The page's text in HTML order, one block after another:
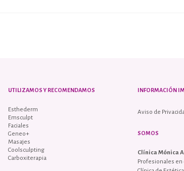
UTILIZAMOS Y RECOMENDAMOS
Esthederm
Emsculpt
Faciales
Geneo+
Masajes
Coolsculpting
Carboxiterapia
INFORMACIÓN
Aviso de
SOMOS
Clínica Mónica
Profesionales en